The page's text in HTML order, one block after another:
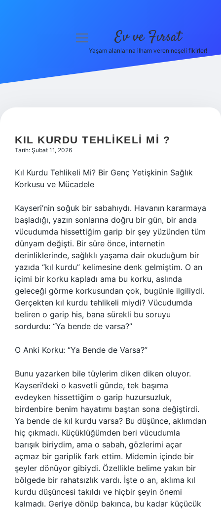
Hakkımızda
menüyü
Ev ve Fırsat
Yaşam alanlarına ilham veren neşeli fikirler!
KIL KURDU TEHLIKELI MI ?
Tarih: Şubat 11, 2026
Kıl Kurdu Tehlikeli Mi? Bir Genç Yetişkinin Sağlık
Korkusu ve Mücadele
Kayseri’nin soğuk bir sabahıydı. Havanın kararmaya
başladığı, yazın sonlarına doğru bir gün, bir anda
vücudumda hissettiğim garip bir şey yüzünden tüm
dünyam değişti. Bir süre önce, internetin
derinliklerinde, sağlıklı yaşama dair okuduğum bir
yazıda “kıl kurdu” kelimesine denk gelmiştim. O an
içimi bir korku kapladı ama bu korku, aslında
geleceği görme korkusundan çok, bugünle ilgiliydi.
Gerçekten kıl kurdu tehlikeli miydi? Vücudumda
beliren o garip his, bana sürekli bu soruyu
sordurdu: “Ya bende de varsa?”
O Anki Korku: “Ya Bende de Varsa?”
Bunu yazarken bile tüylerim diken diken oluyor.
Kayseri’deki o kasvetli günde, tek başıma
evdeyken hissettiğim o garip huzursuzluk,
birdenbire benim hayatımı baştan sona değiştirdi.
Ya bende de kıl kurdu varsa? Bu düşünce, aklımdan
hiç çıkmadı. Küçüklüğümden beri vücudumla
barışık biriydim, ama o sabah, gözlerimi açar
açmaz bir gariplik fark ettim. Midemin içinde bir
şeyler dönüyor gibiydi. Özellikle belime yakın bir
bölgede bir rahatsızlık vardı. İşte o an, aklıma kıl
kurdu düşüncesi takıldı ve hiçbir şeyin önemi
kalmadı. Geriye dönüp bakınca, bu kadar küçücük